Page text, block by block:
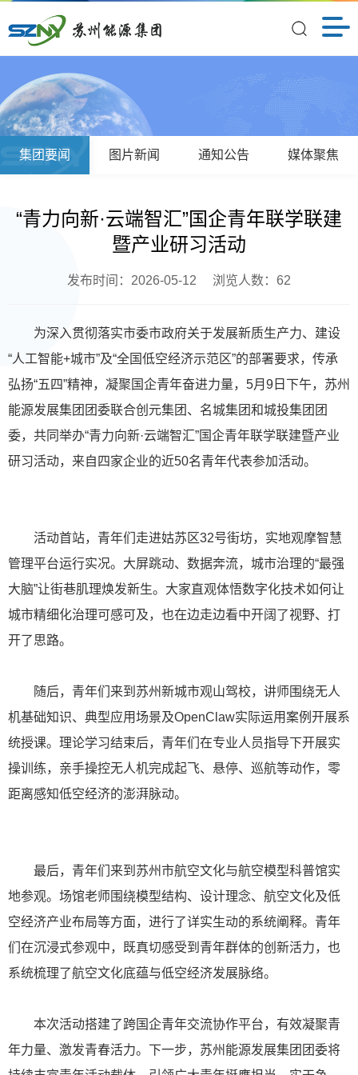
集团要闻 图片新闻 通知公告 媒体聚焦
“青力向新·云端智汇”国企青年联学联建
暨产业研习活动
发布时间：2026-05-12 浏览人数： 62
为深入贯彻落实市委市政府关于发展新质生产力、建设
“人工智能+城市”及“全国低空经济示范区”的部署要求，传承
弘扬“五四”精神，凝聚国企青年奋进力量，5月9日下午，苏州
能源发展集团团委联合创元集团、名城集团和城投集团团
委，共同举办“青力向新·云端智汇”国企青年联学联建暨产业
研习活动，来自四家企业的近50名青年代表参加活动。
活动首站，青年们走进姑苏区32号街坊，实地观摩智慧
管理平台运行实况。大屏跳动、数据奔流，城市治理的“最强
大脑”让街巷肌理焕发新生。大家直观体悟数字化技术如何让
城市精细化治理可感可及，也在边走边看中开阔了视野、打
开了思路。
随后，青年们来到苏州新城市观山驾校，讲师围绕无人
机基础知识、典型应用场景及OpenClaw实际运用案例开展系
统授课。理论学习结束后，青年们在专业人员指导下开展实
操训练，亲手操控无人机完成起飞、悬停、巡航等动作，零
距离感知低空经济的澎湃脉动。
最后，青年们来到苏州市航空文化与航空模型科普馆实
地参观。场馆老师围绕模型结构、设计理念、航空文化及低
空经济产业布局等方面，进行了详实生动的系统阐释。青年
们在沉浸式参观中，既真切感受到青年群体的创新活力，也
系统梳理了航空文化底蕴与低空经济发展脉络。
本次活动搭建了跨国企青年交流协作平台，有效凝聚青
年力量、激发青春活力。下一步，苏州能源发展集团团委将